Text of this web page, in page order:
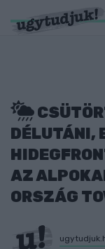
DÉLUTÁNI,
AZ
ORSZÁG